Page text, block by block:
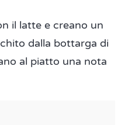
il latte e creano un
dalla bottarga di
al piatto una nota